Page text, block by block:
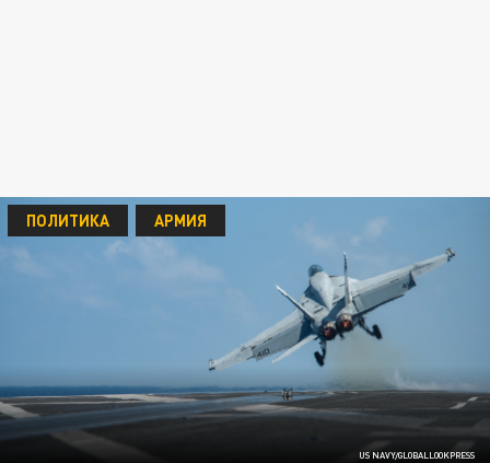
US NAVY/GLOBALLOOKPRESS
ПОЛИТИКА АРМИЯ